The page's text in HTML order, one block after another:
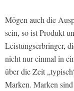
Mögen auch die
sein, so ist Produkt
Leistungserbringer,
nicht nur einmal in
über die Zeit
Marken. Marken